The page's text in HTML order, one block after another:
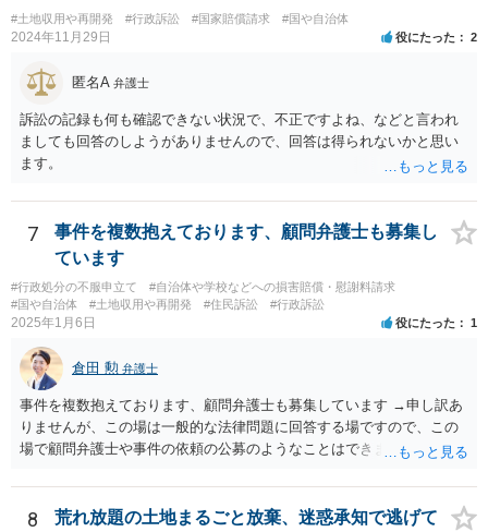
#土地収用や再開発 #行政訴訟 #国家賠償請求 #国や自治体
2024年11月29日 役にたった 2
匿名A 弁護士
訴訟の記録も何も確認できない状況で、不正ですよね、などと言われ
ましても回答のしようがありませんので、回答は得られないかと思い
ます。
7
事件を複数抱えております、顧問弁護士も募集し
ています
#行政処分の不服申立て
#自治体や学校などへの損害賠償・慰謝料請求
#国や自治体
#土地収用や再開発 #住民訴訟 #行政訴訟
2025年1月6日 役にたった 1
倉田 勲 弁護士
事件を複数抱えております、顧問弁護士も募集しています →申し訳あ
りませんが、この場は一般的な法律問題に回答する場ですので、この
場で顧問弁護士や事件の依頼の公募のようなことはできません。 顧問
相談の弁護士検索で検索の上、個別にお問い合わせください。
8
荒れ放題の土地まるごと放棄、迷惑承知で逃げて